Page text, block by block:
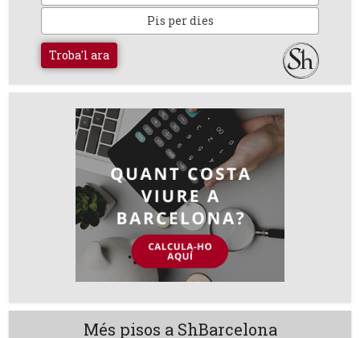
Pis per dies
Troba'l ara
Més pisos a ShBarcelona